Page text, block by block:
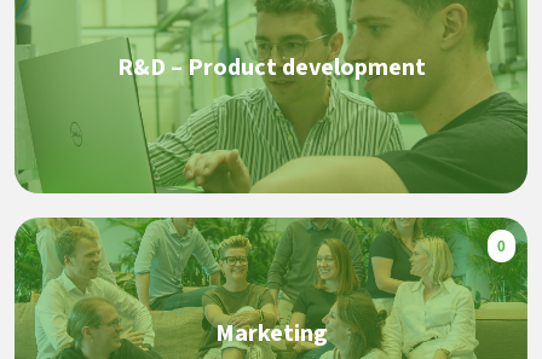
R&D – Product development
0
Marketing